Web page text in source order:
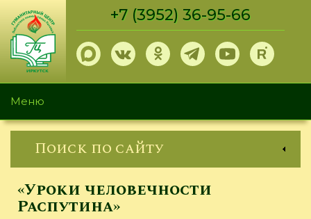
Перейти
основному
содержанию
+7 (3952) 36-95-66
Меню
Поиск по сайту
«Уроки человечности
Распутина»